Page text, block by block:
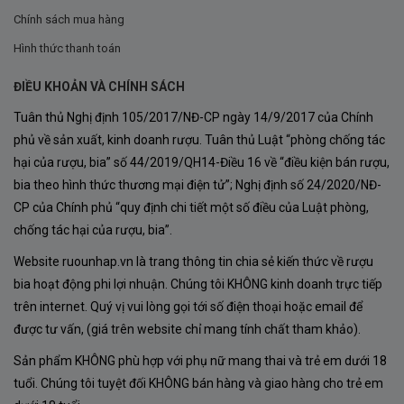
hương thơm và hương vị tự nhiên của quả. Sau đó, rượu
được ủ trong thùng gỗ sồi Pháp và Mỹ trong vòng 18
tháng, tạo ra sự cân bằng hoàn hảo giữa hương vị trái
cây tươi mới và hương gỗ tinh tế.
Sau khi hoàn tất quá trình ủ trong thùng gỗ sồi, rượu
tiếp tục được ủ trong chai từ 18 đến 20 tháng trước khi
ra thị trường. Giai đoạn này giúp rượu đạt đến độ
trưởng thành tốt nhất, cho phép các tầng hương vị kết
hợp hoàn hảo với nhau, tạo ra một trải nghiệm thưởng
thức đáng nhớ.
Chính sách mua hàng
Hình thức thanh toán
ĐIỀU KHOẢN VÀ CHÍNH SÁCH
Tuân thủ Nghị định 105/2017/NĐ-CP ngày 14/9/2017 của Chính
phủ về sản xuất, kinh doanh rượu. Tuân thủ Luật “phòng chống tác
hại của rượu, bia” số 44/2019/QH14-Điều 16 về “điều kiện bán rượu,
bia theo hình thức thương mại điện tử”; Nghị định số 24/2020/NĐ-
CP của Chính phủ “quy định chi tiết một số điều của Luật phòng,
chống tác hại của rượu, bia”.
Website ruounhap.vn là trang thông tin chia sẻ kiến thức về rượu
bia hoạt động phi lợi nhuận. Chúng tôi KHÔNG kinh doanh trực tiếp
trên internet. Quý vị vui lòng gọi tới số điện thoại hoặc email để
được tư vấn, (giá trên website chỉ mang tính chất tham khảo).
Sản phẩm KHÔNG phù hợp với phụ nữ mang thai và trẻ em dưới 18
tuổi. Chúng tôi tuyệt đối KHÔNG bán hàng và giao hàng cho trẻ em